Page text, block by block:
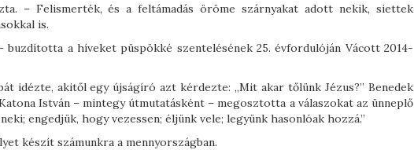
– Felismerték, és a feltámadás öröme szárnyakat adott nekik, siettek
is.
buzdította a híveket püspökké szentelésének 25. évfordulóján Vácott 2014-
idézte, akitől egy újságíró azt kérdezte: „Mit akar tőlünk Jézus?” Benedek
István – mintegy útmutatásként – megosztotta a válaszokat az ünneplő
engedjük, hogy vezessen; éljünk vele; legyünk hasonlóak hozzá.”
készít számunkra a mennyországban.